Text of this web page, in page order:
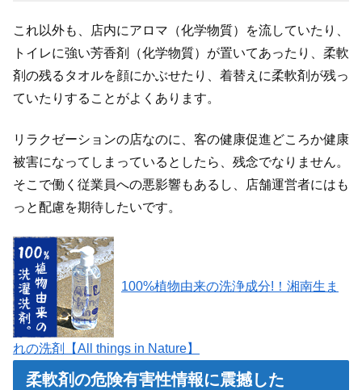
これ以外も、店内にアロマ（化学物質）を流していたり、
トイレに強い芳香剤（化学物質）が置いてあったり、柔軟
剤の残るタオルを顔にかぶせたり、着替えに柔軟剤が残っ
ていたりすることがよくあります。
リラクゼーションの店なのに、客の健康促進どころか健康
被害になってしまっているとしたら、残念でなりません。
そこで働く従業員への悪影響もあるし、店舗運営者にはも
っと配慮を期待したいです。
100%植物由来の洗浄成分!！湘南生ま
れの洗剤【All things in Nature】
柔軟剤の危険有害性情報に震撼した